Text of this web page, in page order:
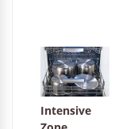
Intensive